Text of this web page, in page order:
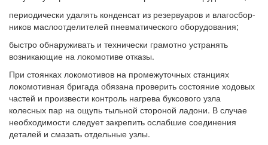
периодически удалять конденсат из резервуаров и влагосбор-
ников маслоотделителей пневматического оборудования;
быстро обнаруживать и технически грамотно устранять
возникающие на локомотиве отказы.
При стоянках локомотивов на промежуточных станциях
локомотивная бригада обязана проверить состояние ходовых
частей и произвести контроль нагрева буксового узла
колесных пар на ощупь тыльной стороной ладони. В случае
необходимости следует закрепить ослабшие соединения
деталей и смазать отдельные узлы.